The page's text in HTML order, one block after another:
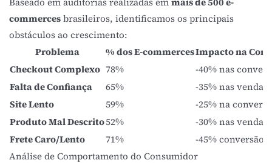
commercesbrasileiros, identificamos os principais
obstáculos ao crescimento:
Problema
% dos E-commercesImpacto na
Checkout Complexo 78%
-40% nas
Falta de Confiança
65%
-35% nas vendas
Site Lento
59%
-25% na
Produto Mal Descrito52%
-30% nas vendas
Frete Caro/Lento
71%
-45% conversão
Análise de Comportamento do Consumidor